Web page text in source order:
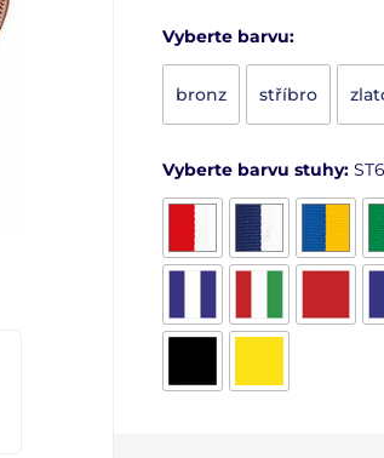
Vyberte barvu:
bronz stříbro
Vyberte barvu stuhy: ST6